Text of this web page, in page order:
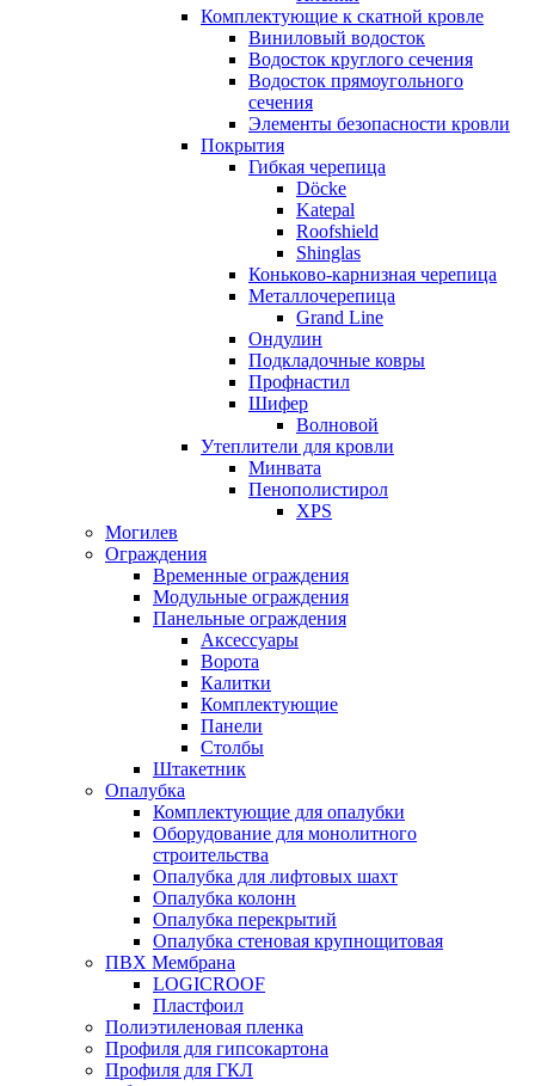
Комплектующие к скатной кровле
Виниловый водосток
Водосток круглого сечения
Водосток прямоугольного
сечения
Элементы безопасности кровли
Покрытия
Гибкая черепица
Döcke
Katepal
Roofshield
Shinglas
Коньково-карнизная черепица
Металлочерепица
Grand Line
Ондулин
Подкладочные ковры
Профнастил
Шифер
Волновой
Утеплители для кровли
Минвата
Пенополистирол
XPS
Могилев
Ограждения
Временные ограждения
Модульные ограждения
Панельные ограждения
Аксессуары
Ворота
Калитки
Комплектующие
Панели
Столбы
Штакетник
Опалубка
Комплектующие для опалубки
Оборудование для монолитного
строительства
Опалубка для лифтовых шахт
Опалубка колонн
Опалубка перекрытий
Опалубка стеновая крупнощитовая
ПВХ Мембрана
LOGICROOF
Плaстфoил
Полиэтиленовая пленка
Профиля для гипсокартона
Профиля для ГКЛ